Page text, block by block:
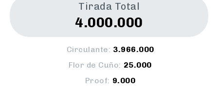
Tirada Total
4.000.000
Circulante: 3.966.000
Flor de Cuño: 25.000
Proof: 9.000